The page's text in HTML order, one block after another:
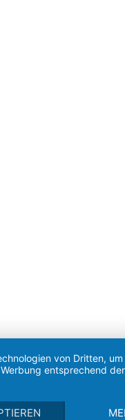
von Dritten,
entsprechend